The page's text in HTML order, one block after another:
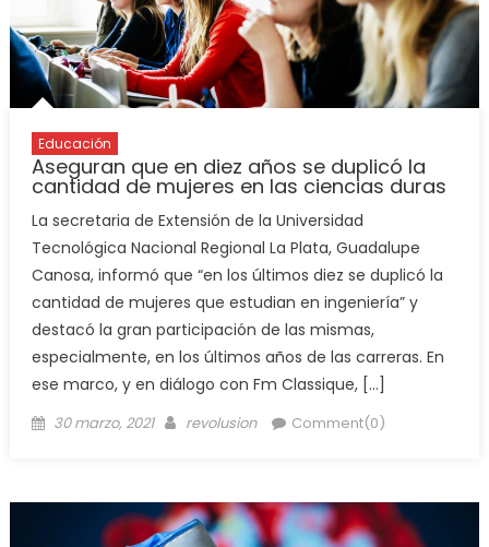
Educación
Aseguran que en diez años se duplicó la
cantidad de mujeres en las ciencias duras
La secretaria de Extensión de la Universidad
Tecnológica Nacional Regional La Plata, Guadalupe
Canosa, informó que “en los últimos diez se duplicó la
cantidad de mujeres que estudian en ingeniería” y
destacó la gran participación de las mismas,
especialmente, en los últimos años de las carreras. En
ese marco, y en diálogo con Fm Classique, […]
30 marzo, 2021 revolusion Comment(0)